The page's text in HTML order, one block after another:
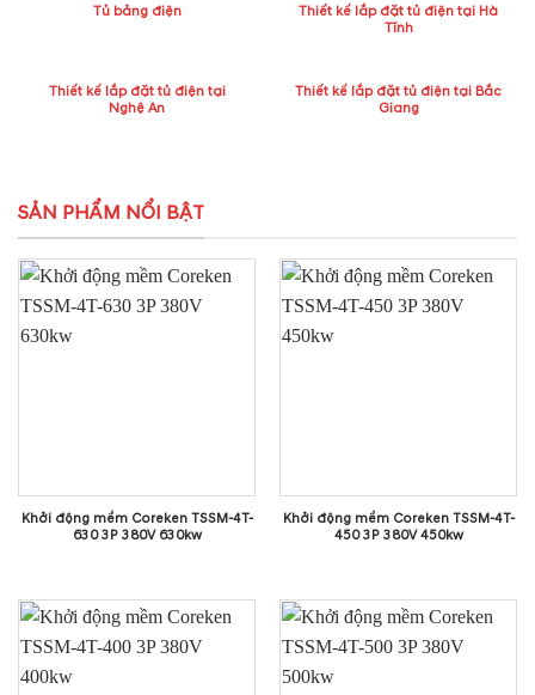
Tủ bảng điện
Thiết kế lắp đặt tủ điện tại Hà
Tĩnh
Thiết kế lắp đặt tủ điện tại
Nghệ An
Thiết kế lắp đặt tủ điện tại Bắc
Giang
SẢN PHẨM NỔI BẬT
Khởi động mềm Coreken TSSM-4T-
630 3P 380V 630kw
Khởi động mềm Coreken TSSM-4T-
450 3P 380V 450kw